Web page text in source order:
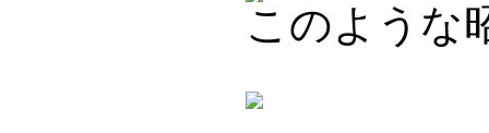
このような